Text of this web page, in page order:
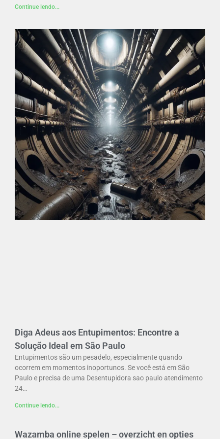
Continue lendo...
Diga Adeus aos Entupimentos: Encontre a
Solução Ideal em São Paulo
Entupimentos são um pesadelo, especialmente quando
ocorrem em momentos inoportunos. Se você está em São
Paulo e precisa de uma Desentupidora sao paulo atendimento
24…
Continue lendo...
Wazamba online spelen – overzicht en opties